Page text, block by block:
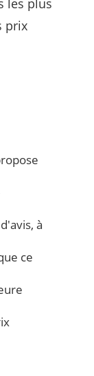
les plus
prix
à
ce